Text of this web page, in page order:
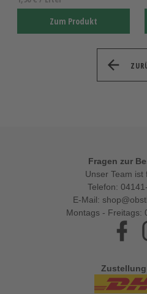
Zum Produkt
Fragen zur
Unser Team ist
Telefon:
E-Mail:
Montags - Freitags: